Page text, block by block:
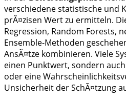
verschiedene statistische und
prÃ¤zisen Wert zu ermitteln.
Regression, Random Forests,
Ensemble-Methoden
AnsÃ¤tze kombinieren. Viele
einen Punktwert, sondern
oder eine
Unsicherheit der SchÃ¤tzung